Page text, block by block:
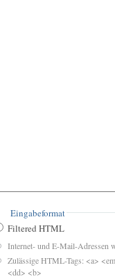
Eingabeformat
Filtered HTML
Internet- und E-Mail-Adressen
Zulässige HTML-Tags: <a>
<dd> <b>